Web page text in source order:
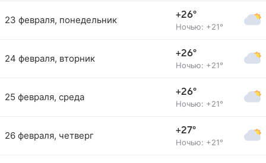
23 февраля, понедельник +26°
Ночью: +21°
24 февраля, вторник +26°
Ночью: +21°
25 февраля, среда +26°
Ночью: +21°
26 февраля, четверг +27°
Ночью: +21°